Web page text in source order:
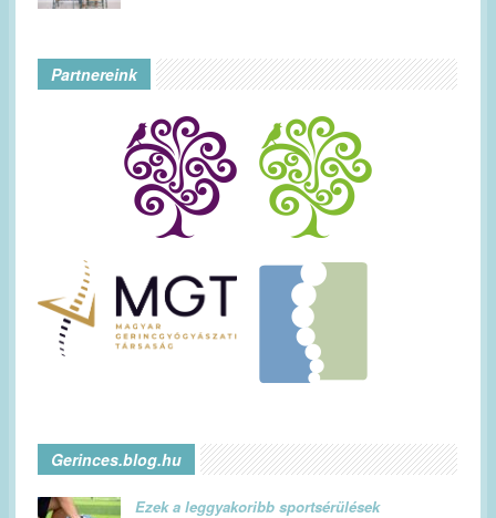
Partnereink
Gerinces.blog.hu
Ezek a leggyakoribb sportsérülések